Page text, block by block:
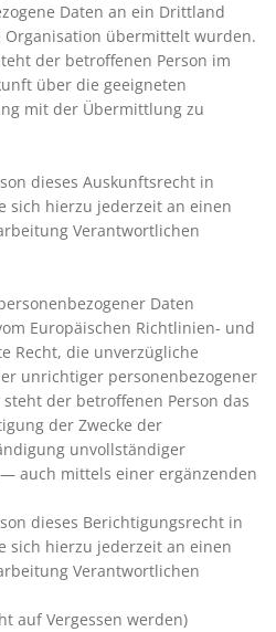
Daten an ein Drittland
übermittelt wurden.
der betroffenen Person im
über die geeigneten
mit der Übermittlung zu
dieses Auskunftsrecht in
sich hierzu jederzeit an einen
Verantwortlichen
Daten
Europäischen Richtlinien- und
Recht, die unverzügliche
unrichtiger personenbezogener
der betroffenen Person das
der Zwecke der
unvollständiger
auch mittels einer ergänzenden
dieses Berichtigungsrecht in
sich hierzu jederzeit an einen
Verantwortlichen
auf Vergessen werden)